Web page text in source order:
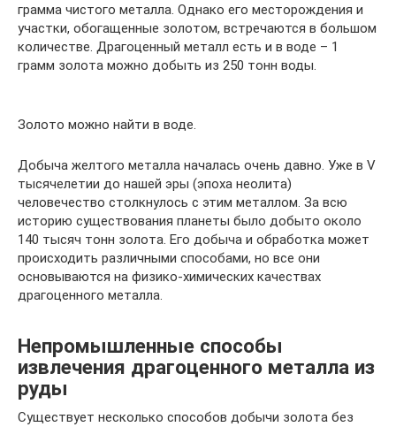
грамма чистого металла. Однако его месторождения и
участки, обогащенные золотом, встречаются в большом
количестве. Драгоценный металл есть и в воде – 1
грамм золота можно добыть из 250 тонн воды.
Золото можно найти в воде.
Добыча желтого металла началась очень давно. Уже в V
тысячелетии до нашей эры (эпоха неолита)
человечество столкнулось с этим металлом. За всю
историю существования планеты было добыто около
140 тысяч тонн золота. Его добыча и обработка может
происходить различными способами, но все они
основываются на физико-химических качествах
драгоценного металла.
Непромышленные способы
извлечения драгоценного металла из
руды
Существует несколько способов добычи золота без